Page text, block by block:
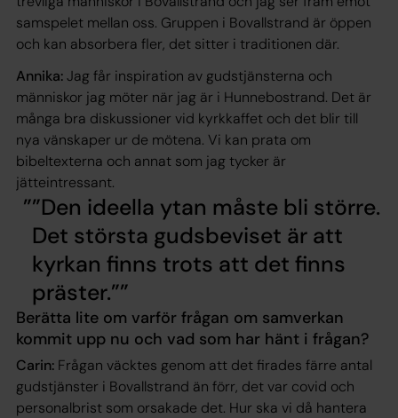
samspelet mellan oss. Gruppen i Bovallstrand är öppen
och kan absorbera fler, det sitter i traditionen där.
Annika:Jag får inspiration av gudstjänsterna och
människor jag möter när jag är i Hunnebostrand. Det är
många bra diskussioner vid kyrkkaffet och det blir till
nya vänskaper ur de mötena. Vi kan prata om
bibeltexterna och annat som jag tycker är
jätteintressant.
”Den ideella ytan måste bli större.
Det största gudsbeviset är att
kyrkan finns trots att det finns
präster.”
Berätta lite om varför frågan om samverkan
kommit upp nu och vad som har hänt i frågan?
Carin: Frågan väcktes genom att det firades färre antal
gudstjänster i Bovallstrand än förr, det var covid och
personalbrist som orsakade det. Hur ska vi då hantera